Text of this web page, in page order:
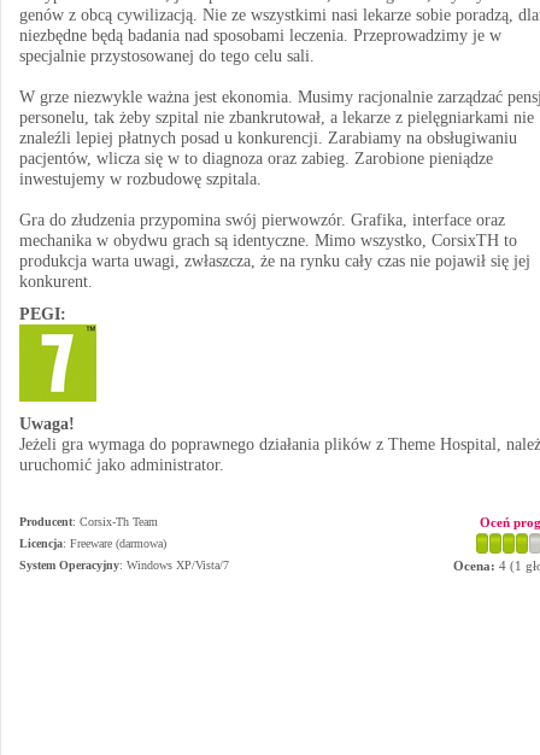
genów z obcą cywilizacją. Nie ze wszystkimi nasi lekarze sobie poradzą,
niezbędne będą badania nad sposobami leczenia. Przeprowadzimy je w
specjalnie przystosowanej do tego celu sali.
W grze niezwykle ważna jest ekonomia. Musimy racjonalnie zarządzać
personelu, tak żeby szpital nie zbankrutował, a lekarze z pielęgniarkami nie
znaleźli lepiej płatnych posad u konkurencji. Zarabiamy na obsługiwaniu
pacjentów, wlicza się w to diagnoza oraz zabieg. Zarobione pieniądze
inwestujemy w rozbudowę szpitala.
Gra do złudzenia przypomina swój pierwowzór. Grafika, interface oraz
mechanika w obydwu grach są identyczne. Mimo wszystko, CorsixTH to
produkcja warta uwagi, zwłaszcza, że na rynku cały czas nie pojawił się jej
konkurent.
PEGI:
Uwaga!
Jeżeli gra wymaga do poprawnego działania plików z Theme Hospital,
uruchomić jako administrator.
Producent: Corsix-Th Team
Licencja: Freeware (darmowa)
System Operacyjny: Windows XP/Vista/7
Oceń
Ocena: 4 (1